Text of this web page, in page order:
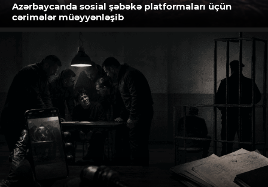
Azərbaycanda sosial şəbəkə platformaları üçün
cərimələr müəyyənləşib